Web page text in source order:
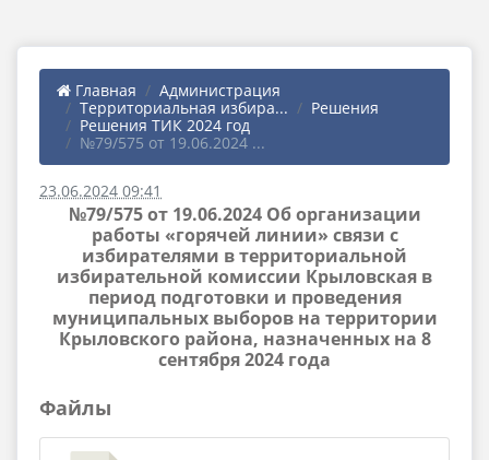
Главная
Администрация
Территориальная избира...
Решения
Решения ТИК 2024 год
№79/575 от 19.06.2024 ...
23.06.2024 09:41
№79/575 от 19.06.2024 Об организации
работы «горячей линии» связи с
избирателями в территориальной
избирательной комиссии Крыловская в
период подготовки и проведения
муниципальных выборов на территории
Крыловского района, назначенных на 8
сентября 2024 года
Файлы